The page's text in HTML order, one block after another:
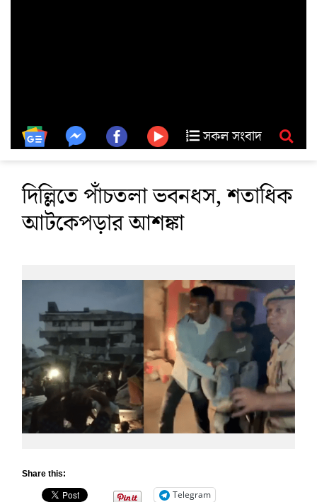
সকল সংবাদ
দিল্লিতে পাঁচতলা ভবনধস, শতাধিক
আটকেপড়ার আশঙ্কা
Share this:
Telegram